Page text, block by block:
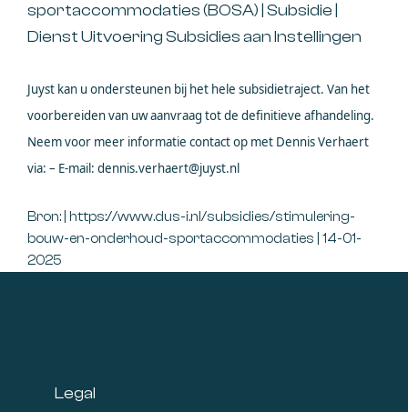
sportaccommodaties (BOSA) | Subsidie |
Dienst Uitvoering Subsidies aan Instellingen
Juyst kan u ondersteunen bij het hele subsidietraject. Van het
voorbereiden van uw aanvraag tot de definitieve afhandeling.
Neem voor meer informatie contact op met Dennis Verhaert
via: – E-mail: dennis.verhaert@juyst.nl
Bron: | https://www.dus-i.nl/subsidies/stimulering-
bouw-en-onderhoud-sportaccommodaties | 14-01-
2025
Legal